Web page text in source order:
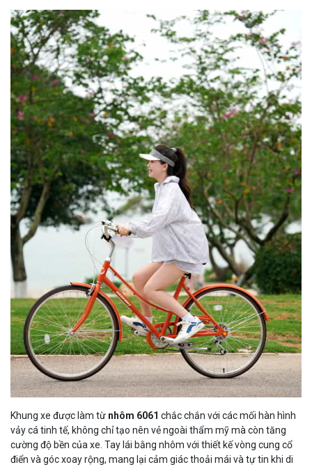
Khung xe được làm từ nhôm 6061 chắc chắn với các mối hàn hình
vảy cá tinh tế, không chỉ tạo nên vẻ ngoài thẩm mỹ mà còn tăng
cường độ bền của xe. Tay lái bằng nhôm với thiết kế vòng cung cổ
điển và góc xoay rộng, mang lại cảm giác thoải mái và tự tin khi di